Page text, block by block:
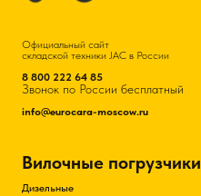
Официальный сайт
складской техники JAC в России
8 800 222 64 85
Звонок по России бесплатный
info@eurocara-moscow.ru
Вилочные погрузчики
Дизельные